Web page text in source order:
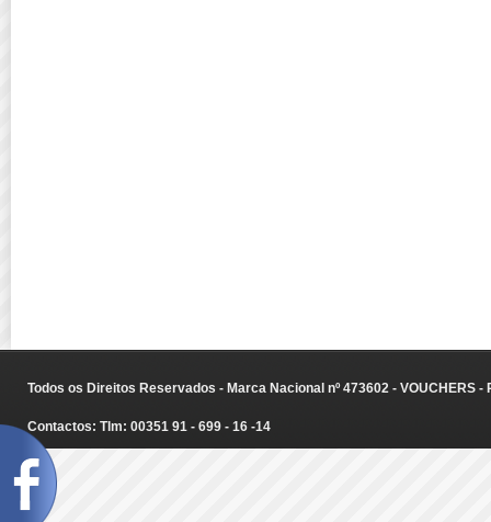
Todos os Direitos Reservados - Marca Nacional nº 473602 - VOUCHERS
Contactos: Tlm: 00351 91 - 699 - 16 -14